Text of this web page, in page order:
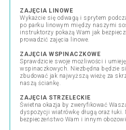
ZAJĘCIA LINOWE
Wykażcie się odwagą i sprytem
po parku linowym między naszymi
instruktorzy pokażą Wam jak
prowadzić zajęcia linowe.
ZAJĘCIA WSPINACZKOWE
Sprawdzicie swoje możliwości i
wspinaczkowych. Niezbędna będzie
zbudować jak najwyższą wieżę za
naszą ściankę.
ZAJĘCIA STRZELECKIE
Świetna okazja by zweryfikować
dyspozycji wiatrówkę długą oraz
bezpieczeństwo Wam i innym